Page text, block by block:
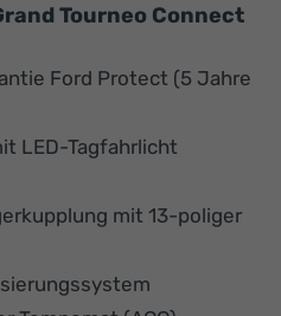
Tourneo Connect
Ford Protect (5 Jahre
LED-Tagfahrlicht
mit 13-poliger